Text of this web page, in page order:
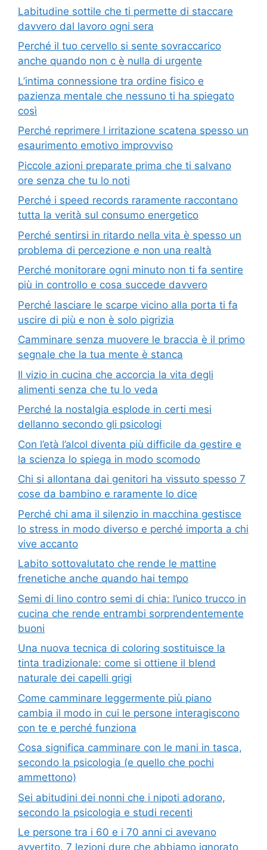
Labitudine sottile che ti permette di staccare
davvero dal lavoro ogni sera
Perché il tuo cervello si sente sovraccarico
anche quando non c è nulla di urgente
L’intima connessione tra ordine fisico e
pazienza mentale che nessuno ti ha spiegato
così
Perché reprimere l irritazione scatena spesso un
esaurimento emotivo improvviso
Piccole azioni preparate prima che ti salvano
ore senza che tu lo noti
Perché i speed records raramente raccontano
tutta la verità sul consumo energetico
Perché sentirsi in ritardo nella vita è spesso un
problema di percezione e non una realtà
Perché monitorare ogni minuto non ti fa sentire
più in controllo e cosa succede davvero
Perché lasciare le scarpe vicino alla porta ti fa
uscire di più e non è solo pigrizia
Camminare senza muovere le braccia è il primo
segnale che la tua mente è stanca
Il vizio in cucina che accorcia la vita degli
alimenti senza che tu lo veda
Perché la nostalgia esplode in certi mesi
dellanno secondo gli psicologi
Con l’età l’alcol diventa più difficile da gestire e
la scienza lo spiega in modo scomodo
Chi si allontana dai genitori ha vissuto spesso 7
cose da bambino e raramente lo dice
Perché chi ama il silenzio in macchina gestisce
lo stress in modo diverso e perché importa a chi
vive accanto
Labito sottovalutato che rende le mattine
frenetiche anche quando hai tempo
Semi di lino contro semi di chia: l’unico trucco in
cucina che rende entrambi sorprendentemente
buoni
Una nuova tecnica di coloring sostituisce la
tinta tradizionale: come si ottiene il blend
naturale dei capelli grigi
Come camminare leggermente più piano
cambia il modo in cui le persone interagiscono
con te e perché funziona
Cosa significa camminare con le mani in tasca,
secondo la psicologia (e quello che pochi
ammettono)
Sei abitudini dei nonni che i nipoti adorano,
secondo la psicologia e studi recenti
Le persone tra i 60 e i 70 anni ci avevano
avvertito. 7 lezioni dure che abbiamo ignorato